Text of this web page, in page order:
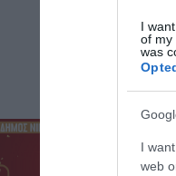
I
of my
was
I
web